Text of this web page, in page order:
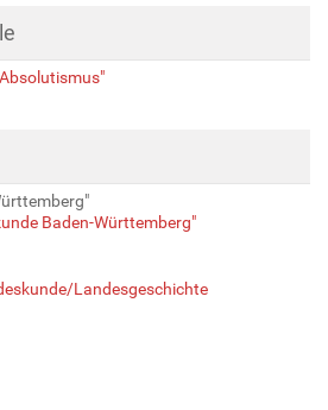
Baden-Württemberg"
Landesgeschichte